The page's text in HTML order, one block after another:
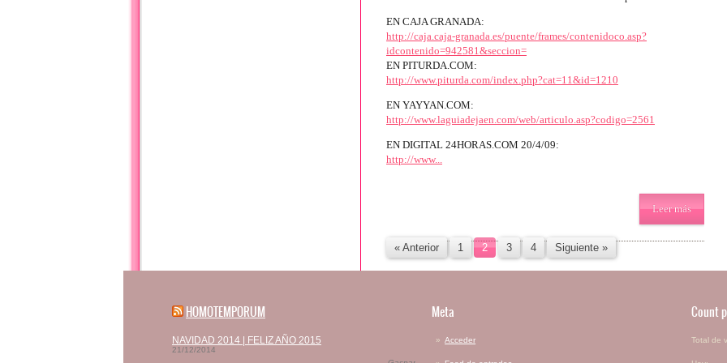
EN CAJA GRANADA:
http://caja.caja-granada.es/puente/frames/contenidoco.asp?
idcontenido=942581&seccion=
EN PITURDA.COM:
http://www.piturda.com/index.php?cat=11&id=1210
EN YAYYAN.COM:
http://www.laguiadejaen.com/web/articulo.asp?codigo=2561
EN DIGITAL 24HORAS.COM 20/4/09:
http://www...
Leer más
« Anterior 1 2 3 4 Siguiente »
HOMOTEMPORUM
NAVIDAD 2014 | FELIZ AÑO 2015
21/12/2014
Meta
Acceder
Count
Total de